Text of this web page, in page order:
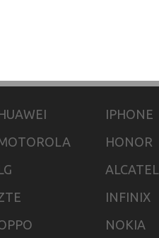
IPHONE
HONOR
ALCATEL
INFINIX
NOKIA